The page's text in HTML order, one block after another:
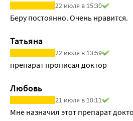
22 июля в 15:30
Беру постоянно. Очень нравится.
Татьяна
22 июля в 13:59
препарат прописал доктор
Любовь
21 июля в 10:11
Мне назначил этот препарат